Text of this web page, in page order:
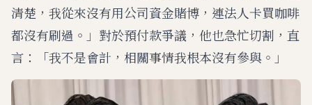
清楚，我從來沒有用公司資金賭博，連法人卡買咖啡
都沒有刷過。」對於預付款爭議，他也急忙切割，直
言：「我不是會計，相關事情我根本沒有參與。」